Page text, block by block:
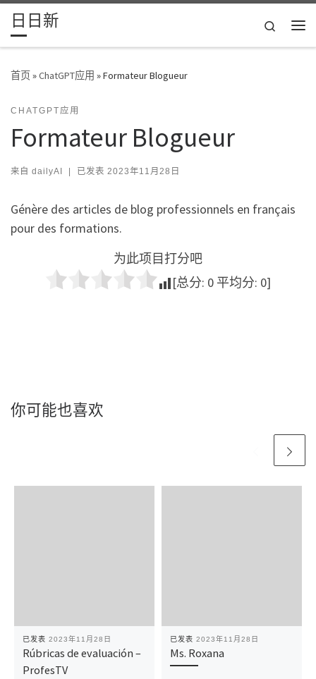
Skip to content
日日新
Search
首页»ChatGPT应用 »Formateur Blogueur
CHATGPT应用
Formateur Blogueur
来自 dailyAI | 已发表 2023年11月28日
Génère des articles de blog professionnels en français
pour des formations.
为此项目打分吧
[总分: 0 平均分: 0]
你可能也喜欢
已发表 2023年11月28日
Rúbricas de evaluación –
ProfesTV
已发表 2023年11月28日
Ms. Roxana